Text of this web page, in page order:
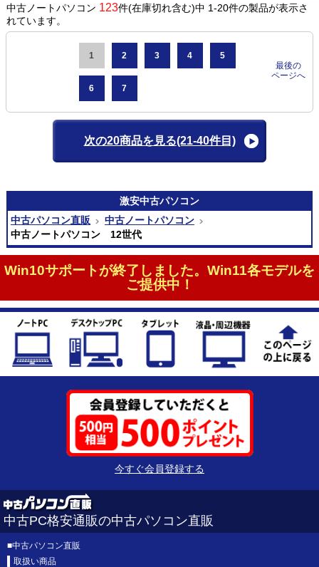
中古ノートパソコン 123件(在庫切れ含む)中 1-20件の製品が表示さ
れています。
1 2 3 4 5
6 7
最後の
ページへ
次の20商品を見る(21-40件目)
激安中古パソコン
中古パソコン直販
中古ノートパソコン
中古ノートパソコン 12世代
Win10サポートが終了しました。Win11各モデルを
ご提供中！
今すぐ会員登録する
中古PC格安通販の中古パソコン直販
■中古パソコン直販
取扱い商品